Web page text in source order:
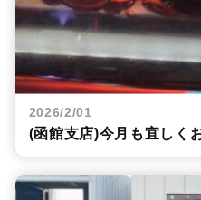
2026/2/01
(函館支店)今月も宜しく